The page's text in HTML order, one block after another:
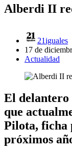
Alberdi II
21iguales
17 de
Actualidad
El
que
Pilota, ficha
próximos